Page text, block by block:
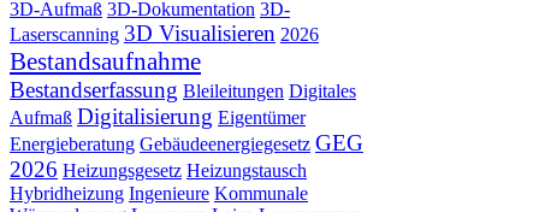
3D-Aufmaß 3D-Dokumentation 3D-
Laserscanning 3D Visualisieren 2026
Bestandsaufnahme
Bestandserfassung Bleileitungen Digitales
Aufmaß Digitalisierung Eigentümer
Energieberatung Gebäudeenergiegesetz GEG
2026 Heizungsgesetz Heizungstausch
Hybridheizung Ingenieure Kommunale